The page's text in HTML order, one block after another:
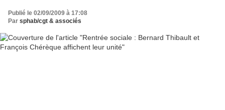
Publié le 02/09/2009 à 17:08
Par sphab/cgt & associés